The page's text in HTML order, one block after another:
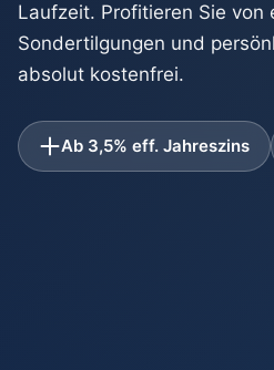
Laufzeit. Profitieren Sie
Sondertilgungen und
absolut kostenfrei.
Ab 3,5% eff. Jahreszins